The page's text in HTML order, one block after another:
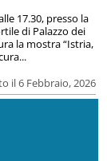
il 6 Febbraio, 2026
17.30, presso la
di Palazzo dei
la mostra “Istria,